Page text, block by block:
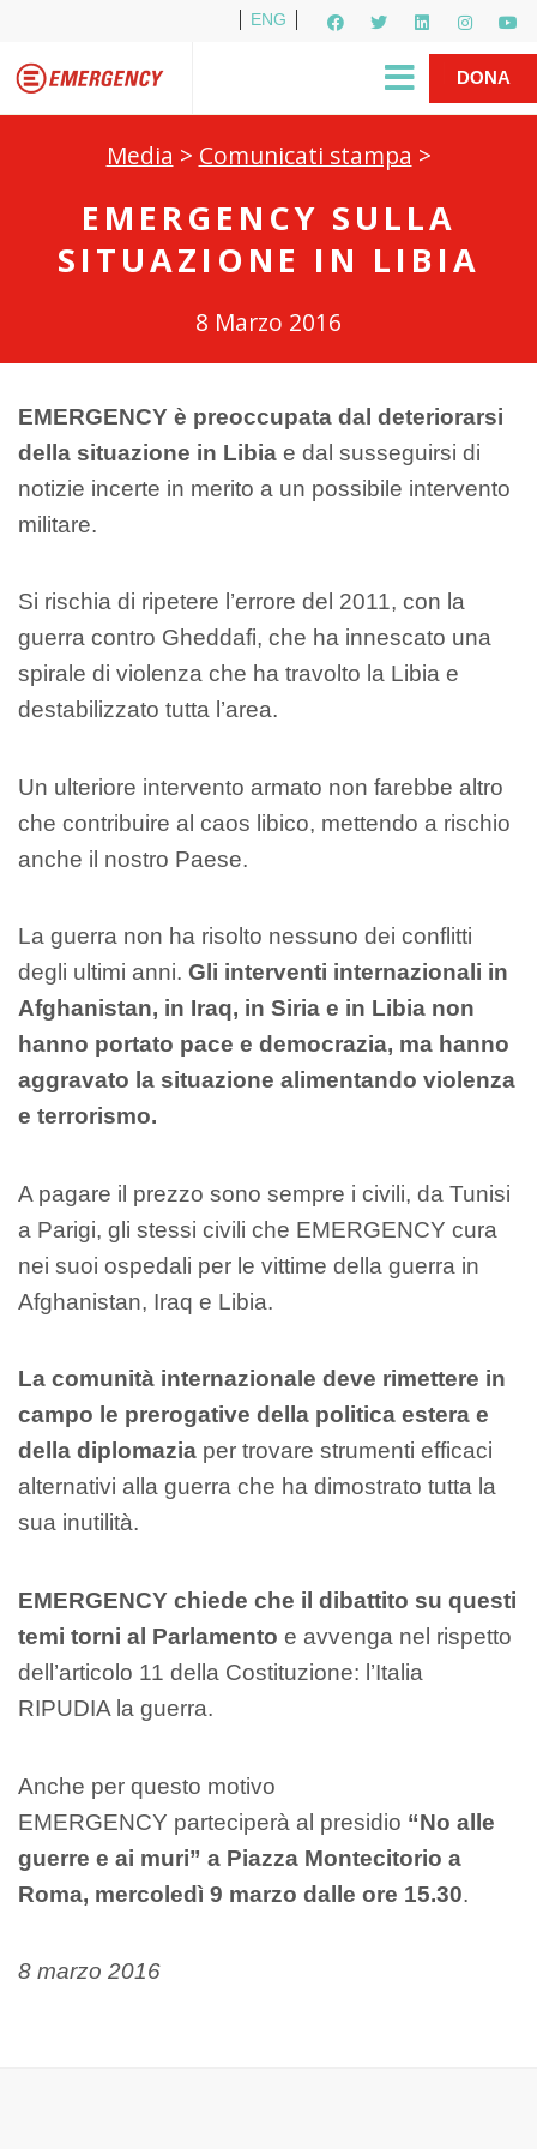
ENG
R1PUD1A
DONA
Media > Comunicati stampa >
EMERGENCY SULLA
SITUAZIONE IN LIBIA
8 Marzo 2016
EMERGENCY è preoccupata dal deteriorarsi
della situazione in Libia e dal susseguirsi di
notizie incerte in merito a un possibile intervento
militare.
Si rischia di ripetere l’errore del 2011, con la
guerra contro Gheddafi, che ha innescato una
spirale di violenza che ha travolto la Libia e
destabilizzato tutta l’area.
Un ulteriore intervento armato non farebbe altro
che contribuire al caos libico, mettendo a rischio
anche il nostro Paese.
La guerra non ha risolto nessuno dei conflitti
degli ultimi anni. Gli interventi internazionali in
Afghanistan, in Iraq, in Siria e in Libia non
hanno portato pace e democrazia, ma hanno
aggravato la situazione alimentando violenza
e terrorismo.
A pagare il prezzo sono sempre i civili, da Tunisi
a Parigi, gli stessi civili che EMERGENCY cura
nei suoi ospedali per le vittime della guerra in
Afghanistan, Iraq e Libia.
La comunità internazionale deve rimettere in
campo le prerogative della politica estera e
della diplomazia per trovare strumenti efficaci
alternativi alla guerra che ha dimostrato tutta la
sua inutilità.
EMERGENCY chiede che il dibattito su questi
temi torni al Parlamento e avvenga nel rispetto
dell’articolo 11 della Costituzione: l’Italia
RIPUDIA la guerra.
Anche per questo motivo
EMERGENCY parteciperà al presidio “No alle
guerre e ai muri” a Piazza Montecitorio a
Roma, mercoledì 9 marzo dalle ore 15.30.
8 marzo 2016